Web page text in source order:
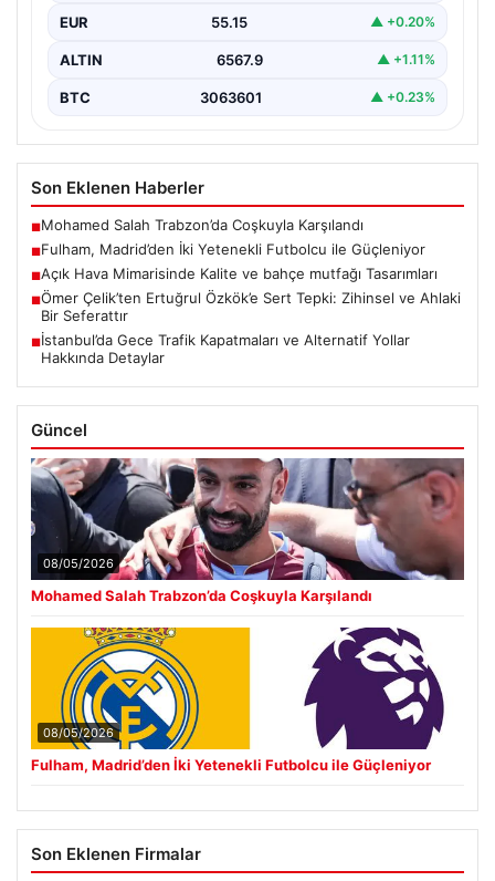
EUR 55.15 ▲ +0.20%
ALTIN 6567.9 ▲ +1.11%
BTC 3063601 ▲ +0.23%
Son Eklenen Haberler
■Mohamed Salah Trabzon’da Coşkuyla Karşılandı
■Fulham, Madrid’den İki Yetenekli Futbolcu ile Güçleniyor
■Açık Hava Mimarisinde Kalite ve bahçe mutfağı Tasarımları
■Ömer Çelik’ten Ertuğrul Özkök’e Sert Tepki: Zihinsel ve Ahlaki
Bir Seferattır
■İstanbul’da Gece Trafik Kapatmaları ve Alternatif Yollar
Hakkında Detaylar
Güncel
08/05/2026
Mohamed Salah Trabzon’da Coşkuyla Karşılandı
08/05/2026
Fulham, Madrid’den İki Yetenekli Futbolcu ile Güçleniyor
Son Eklenen Firmalar